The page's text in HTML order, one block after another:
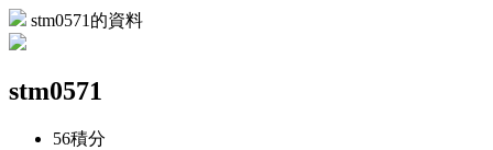
stm0571的資料
stm0571
56積分